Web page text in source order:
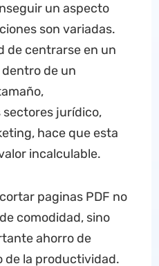
un aspecto
son variadas.
de centrarse en un
de un
sectores jurídico,
hace que esta
incalculable.
paginas PDF no
comodidad, sino
ahorro de
de la productividad.